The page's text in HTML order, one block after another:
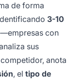
de forma
3-10
con
sus
anota
, el tipo de